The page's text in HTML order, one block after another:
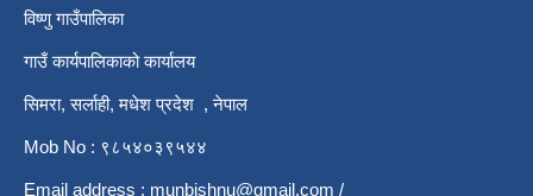
विष्णु गाउँपालिका
गाउँ कार्यपालिकाको कार्यालय
सिमरा, सर्लाही, मधेश प्रदेश , नेपाल
Mob No : ९८५४०३९५४४
Email address : munbishnu@gmail.com /